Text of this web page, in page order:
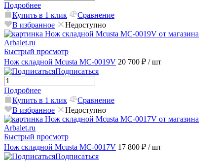
Подробнее
Купить в 1 клик
Сравнение
В избранное
Недоступно
Быстрый просмотр
Нож складной Mcusta MC-0019V 20 700 ₽ / шт
Подписаться
Подробнее
Купить в 1 клик
Сравнение
В избранное
Недоступно
Быстрый просмотр
Нож складной Mcusta MC-0017V 17 800 ₽ / шт
Подписаться